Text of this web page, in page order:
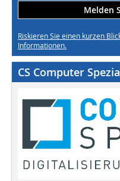
Melden
Riskieren Sie einen kurzen
Informationen.
CS Computer